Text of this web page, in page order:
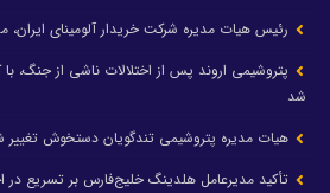
رئیس هیات مدیره شرکت خریدار آلومینای ایران،
شد
هیات مدیره پتروشیمی تندگویان دستخوش تغییر
تأکید مدیرعامل هلدینگ خلیج‌فارس بر تسریع در